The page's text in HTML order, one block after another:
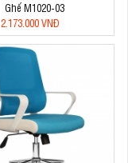
Ghế M1020-03
2.173.000 VNĐ